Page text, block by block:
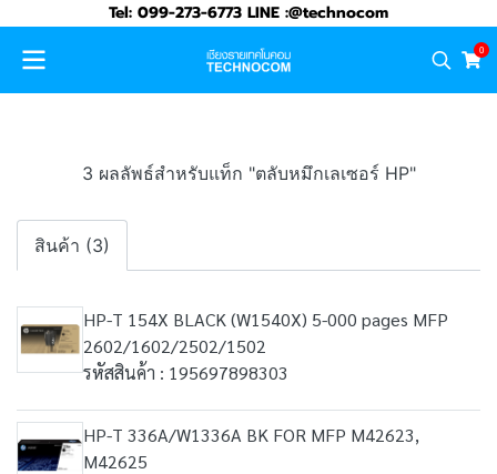
Tel: 099-273-6773 LINE :@technocom
0
3 ผลลัพธ์สำหรับแท็ก "ตลับหมึกเลเซอร์ HP"
สินค้า (3)
HP-T 154X BLACK (W1540X) 5-000 pages MFP
2602/1602/2502/1502
รหัสสินค้า : 195697898303
HP-T 336A/W1336A BK FOR MFP M42623,
M42625